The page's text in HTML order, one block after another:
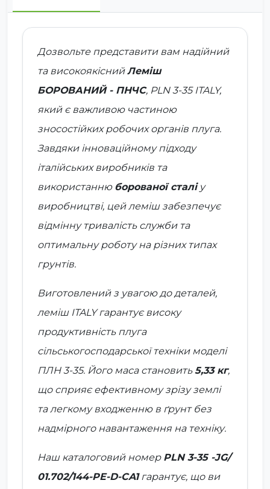
Дозвольте представити вам надійний
та високоякіснийЛеміш
БОРОВАНИЙ - ПНЧС, PLN 3-35 ITALY,
який є важливою частиною
зносостійких робочих органів плуга.
Завдяки інноваційному підходу
італійських виробників та
використанню борованої сталіу
виробництві, цей леміш забезпечує
відмінну тривалість служби та
оптимальну роботу на різних типах
грунтів.
Виготовлений з увагою до деталей,
леміш ITALYгарантує високу
продуктивність плуга
сільськогосподарської техніки моделі
ПЛН 3-35. Його маса становить5,33 кг,
що сприяє ефективному зрізу землі
та легкому входженню в ґрунт без
надмірного навантаження на техніку.
Наш каталоговий номер PLN 3-35 -JG/
01.702/144-PE-D-CA1гарантує, що ви